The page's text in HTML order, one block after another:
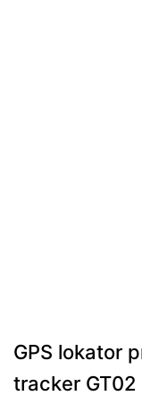
GPS lokator
tracker GT02